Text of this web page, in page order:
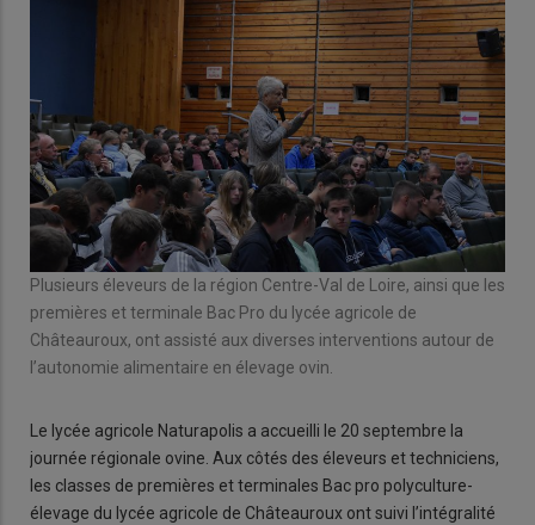
Plusieurs éleveurs de la région Centre-Val de Loire, ainsi que les
premières et terminale Bac Pro du lycée agricole de
Châteauroux, ont assisté aux diverses interventions autour de
l’autonomie alimentaire en élevage ovin.
Le lycée agricole Naturapolis a accueilli le 20 septembre la
journée régionale ovine. Aux côtés des éleveurs et techniciens,
les classes de premières et terminales Bac pro polyculture-
élevage du lycée agricole de Châteauroux ont suivi l’intégralité